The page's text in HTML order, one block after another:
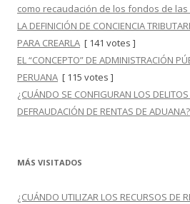
como recaudación de los fondos de las
LA DEFINICIÓN DE CONCIENCIA
PARA CREARLA [ 141 votes ]
EL “CONCEPTO” DE ADMINISTRACIÓN
PERUANA [ 115 votes ]
¿CUÁNDO SE CONFIGURAN LOS
DEFRAUDACIÓN DE RENTAS DE ADUANA?
MÁS VISITADOS
¿CUÁNDO UTILIZAR LOS RECURSOS DE